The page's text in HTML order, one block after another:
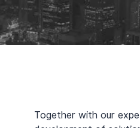
Together with our